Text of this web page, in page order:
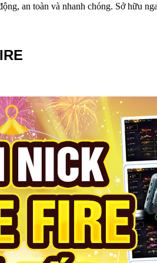
an toàn và nhanh chóng. Sở hữu